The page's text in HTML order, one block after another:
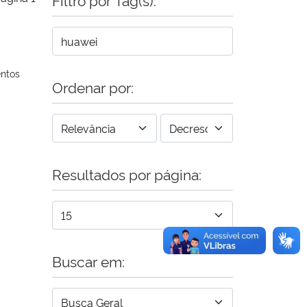
Ordenar por:
Resultados por página:
Buscar em: